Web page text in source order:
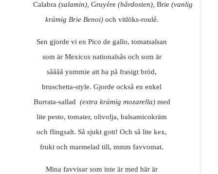
Calabra (salamin), Gruyére (hårdosten), Brie (vanlig
krämig Brie Benoi) och vitlöks-roulé.
Sen gjorde vi en Pico de gallo, tomatsalsan
som är Mexicos nationalsås och som är
såååå yummie att ha på frasigt bröd,
bruschetta-style. Gjorde också en enkel
Burrata-sallad (extra krämig mozarella) med
lite pesto, tomater, olivolja, balsamicokräm
och flingsalt. Så sjukt gott! Och så lite kex,
frukt och marmelad till, mmm favvomat.
Mina favvisar som inte är med här är